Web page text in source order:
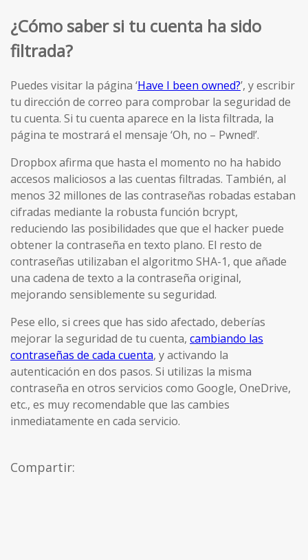
¿Cómo saber si tu cuenta ha sido
filtrada?
Puedes visitar la página ‘Have I been owned?’, y escribir
tu dirección de correo para comprobar la seguridad de
tu cuenta. Si tu cuenta aparece en la lista filtrada, la
página te mostrará el mensaje ‘Oh, no – Pwned!’.
Dropbox afirma que hasta el momento no ha habido
accesos maliciosos a las cuentas filtradas. También, al
menos 32 millones de las contraseñas robadas estaban
cifradas mediante la robusta función bcrypt,
reduciendo las posibilidades que que el hacker puede
obtener la contraseña en texto plano. El resto de
contraseñas utilizaban el algoritmo SHA-1, que añade
una cadena de texto a la contraseña original,
mejorando sensiblemente su seguridad.
Pese ello, si crees que has sido afectado, deberías
mejorar la seguridad de tu cuenta, cambiando las
contraseñas de cada cuenta, y activando la
autenticación en dos pasos. Si utilizas la misma
contraseña en otros servicios como Google, OneDrive,
etc., es muy recomendable que las cambies
inmediatamente en cada servicio.
Compartir: